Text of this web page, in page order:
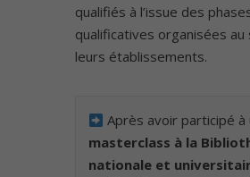
qualifiés à l’issue des
qualificatives organisées au
leurs établissements.
Après avoir participé à
masterclass à la
nationale et